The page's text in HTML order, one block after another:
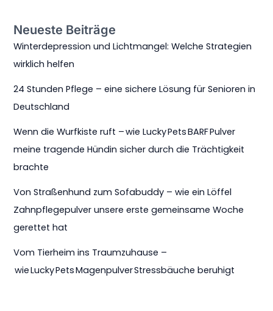
Neueste Beiträge
Winterdepression und Lichtmangel: Welche Strategien
wirklich helfen
24 Stunden Pflege – eine sichere Lösung für Senioren in
Deutschland
Wenn die Wurfkiste ruft – wie Lucky Pets BARF Pulver
meine tragende Hündin sicher durch die Trächtigkeit
brachte
Von Straßenhund zum Sofabuddy – wie ein Löffel
Zahnpflegepulver unsere erste gemeinsame Woche
gerettet hat
Vom Tierheim ins Traumzuhause –
wie Lucky Pets Magenpulver Stressbäuche beruhigt